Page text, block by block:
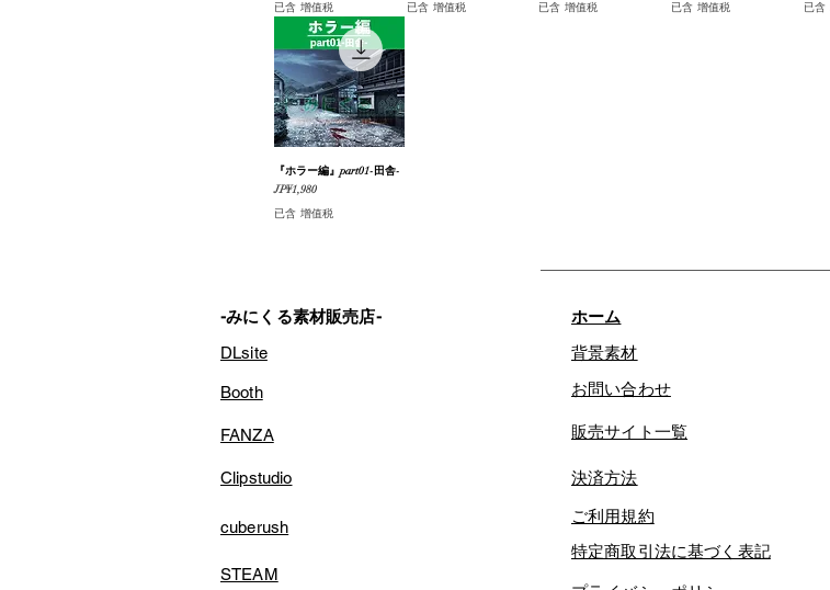
已含 增值税
已含 增值税
已含 增值税
已含 增值税
已含
快速瀏覽
『ホラー編』part01-田舎-
價格
JP¥1,980
已含 增值税
-みにくる素材販売店-
DLsite
Booth
FANZA
Clipstudio
cuberush
ホーム
背景素材
お問い合わせ
販売サイト一覧
決済方法
ご利用規約
特定商取引法に基づく表記
STEAM